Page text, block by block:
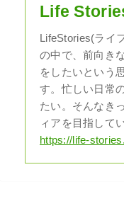
Life
LifeStories(ライ
の中で、前向き
をしたいという
す。忙しい日常
たい。そんなき
ィアを目指して
https://life-